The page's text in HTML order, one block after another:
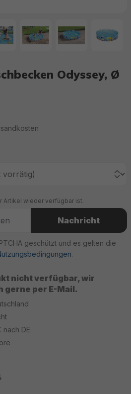
Odyssey, Ø
nicht verfügbar, wir
gerne per E-Mail.
Artikel wieder verfügbar ist.
Nachricht
geschützt und es gelten die
.
nach DE